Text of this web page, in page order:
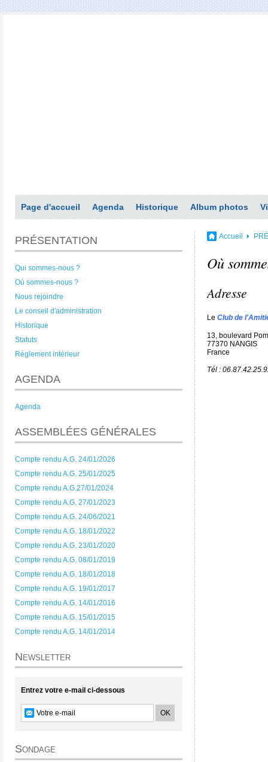
Page d'accueil Agenda Historique Album photos
PRÉSENTATION
Qui sommes-nous ?
Où sommes-nous ?
Nous rejoindre
Le conseil d'administration
Historique
Statuts
Règlement intérieur
AGENDA
Agenda
ASSEMBLÉES GÉNÉRALES
Compte rendu A.G. 24/01/2026
Compte rendu A.G. 25/01/2025
Compte rendu A.G.27/01/2024
Compte rendu A.G. 27/01/2023
Compte rendu A.G. 24/06/2021
Compte rendu A.G. 18/01/2022
Compte rendu A.G. 23/01/2020
Compte rendu A.G. 08/01/2019
Compte rendu A.G. 18/01/2018
Compte rendu A.G. 19/01/2017
Compte rendu A.G. 14/01/2016
Compte rendu A.G. 15/01/2015
Compte rendu A.G. 14/01/2014
Newsletter
Entrez votre e-mail ci-dessous
Sondage
Accueil
Où
Adresse
Le Club de
13, boulevard
77370 NANGIS
France
Tél :